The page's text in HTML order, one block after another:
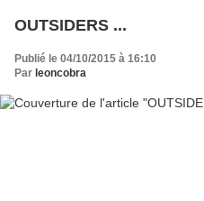
OUTSIDERS ...
Publié le 04/10/2015 à 16:10
Par leoncobra